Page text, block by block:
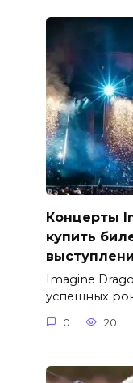
Концерты
купить
Imagine
успешных
0 20